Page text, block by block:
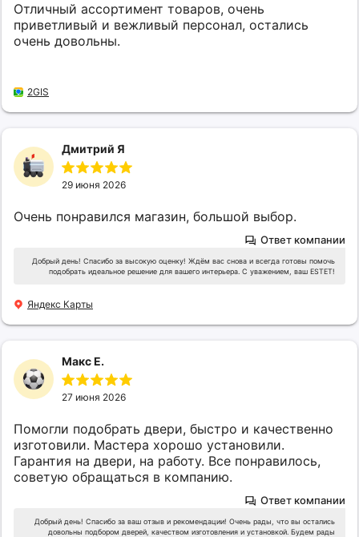
Отличный ассортимент товаров, очень
приветливый и вежливый персонал, остались
очень довольны.
2GIS
Дмитрий Я
29 июня 2026
Очень понравился магазин, большой выбор.
Ответ компании
Добрый день! Спасибо за высокую оценку! Ждём вас снова и всегда готовы помочь
подобрать идеальное решение для вашего интерьера. С уважением, ваш ESTET!
Яндекс Карты
Макс Е.
27 июня 2026
Помогли подобрать двери, быстро и качественно
изготовили. Мастера хорошо установили.
Гарантия на двери, на работу. Все понравилось,
советую обращаться в компанию.
Ответ компании
Добрый день! Спасибо за ваш отзыв и рекомендации! Очень рады, что вы остались
довольны подбором дверей, качеством изготовления и установкой. Будем рады